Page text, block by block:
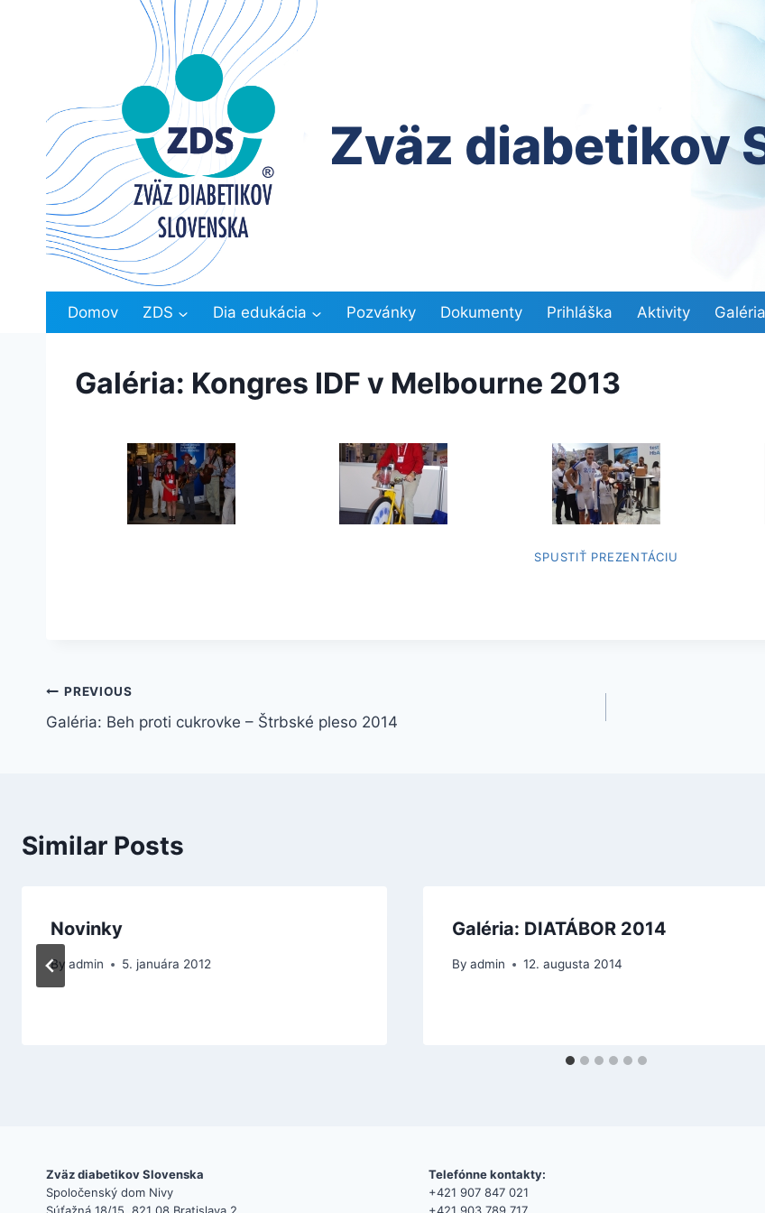
Zväz diabetikov
Domov ZDS Dia edukácia Pozvánky Dokumenty Prihláška Aktivity Galéria
Galéria: Kongres IDF v Melbourne 2013
SPUSTIŤ PREZENTÁCIU
Navigácia
v
PREVIOUS
Galéria: Beh proti cukrovke – Štrbské pleso 2014
Similar Posts
Novinky
By admin 5. januára 2012
Galéria: DIATÁBOR 2014
By admin 12. augusta 2014
Zväz diabetikov Slovenska
Spoločenský dom Nivy
Telefónne kontakty:
+421 907 847 021